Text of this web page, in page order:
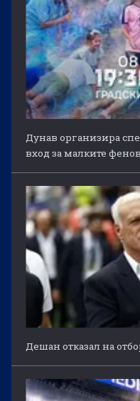
Дунав организира
вход за малките
Дешан отказал на